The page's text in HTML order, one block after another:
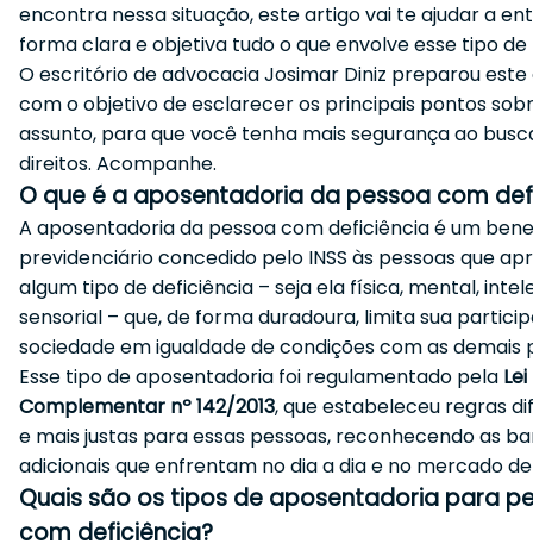
encontra nessa situação, este artigo vai te ajudar a
forma clara e objetiva tudo o que envolve esse tipo
O escritório de advocacia Josimar Diniz preparou
com o objetivo de esclarecer os principais pontos
assunto, para que você tenha mais segurança ao
direitos. Acompanhe.
O que é a aposentadoria da pessoa com
A aposentadoria da pessoa com deficiência é um
previdenciário concedido pelo INSS às pessoas que
algum tipo de deficiência – seja ela física, mental,
sensorial – que, de forma duradoura, limita sua
sociedade em igualdade de condições com as demais
Esse tipo de aposentadoria foi regulamentado pela Lei
Complementar nº 142/2013, que estabeleceu regras
e mais justas para essas pessoas, reconhecendo as
adicionais que enfrentam no dia a dia e no mercado
Quais são os tipos de aposentadoria para
com deficiência?